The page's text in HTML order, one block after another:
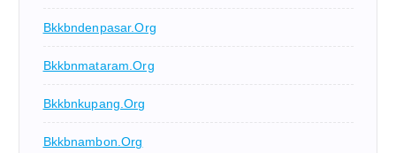
Bkkbndenpasar.org
Bkkbnmataram.org
Bkkbnkupang.org
Bkkbnambon.org